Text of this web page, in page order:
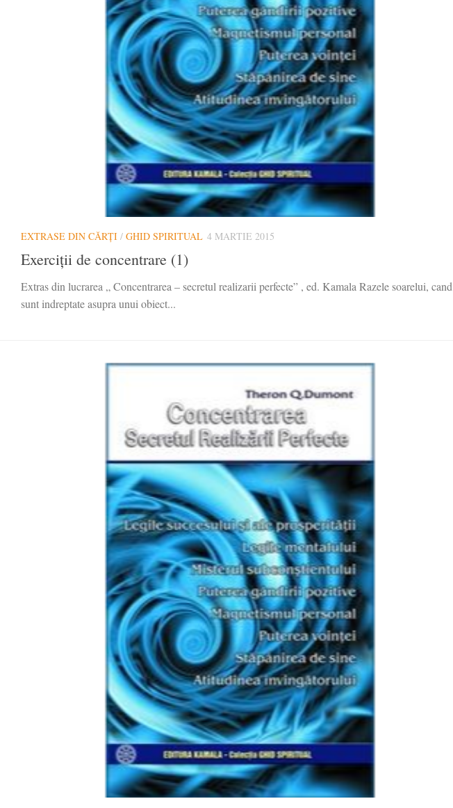
EXTRASE DIN CĂRȚI / GHID SPIRITUAL 4 MARTIE 2015
Exerciții de concentrare (1)
Extras din lucrarea „ Concentrarea – secretul realizarii perfecte” , ed. Kamala Razele soarelui, cand
sunt indreptate asupra unui obiect...